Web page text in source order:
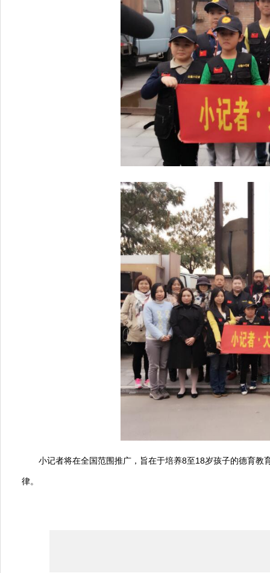
小记者将在全国范围推广，旨在于培养8至18岁孩子的德育
律。